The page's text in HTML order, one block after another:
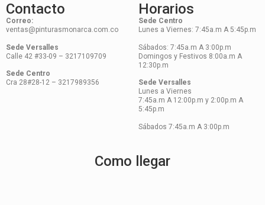
Contacto
Correo:
ventas@pinturasmonarca.com.co
Sede Versalles
Calle 42 #33-09 – 3217109709
Sede Centro
Cra 28#28-12 – 3217989356
Horarios
Sede Centro
Lunes a Viernes: 7:45a.m A 5:45p.m
Sábados: 7:45a.m A 3:00p.m
Domingos y Festivos 8:00a.m A
12:30p.m
Sede Versalles
Lunes a Viernes
7:45a.m A 12:00p.m y 2:00p.m A
5:45p.m
Sábados 7:45a.m A 3:00p.m
Como llegar